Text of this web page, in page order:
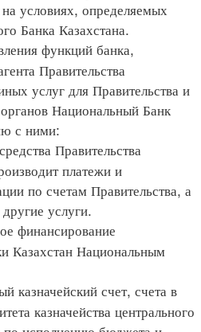
условиях, определяемых
Банка Казахстана.
функций банка,
Правительства
услуг для Правительства и
Национальный Банк
с ними:
Правительства
платежи и
по счетам Правительства, а
услуги.
финансирование
Казахстан Национальным
счет, счета в
казначейства центрального